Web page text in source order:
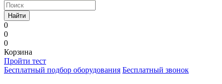
Найти
0
0
0
Корзина
Пройти тест
Бесплатный подбор оборудования Бесплатный звонок